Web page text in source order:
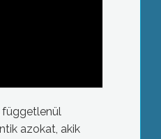
azokat, akik